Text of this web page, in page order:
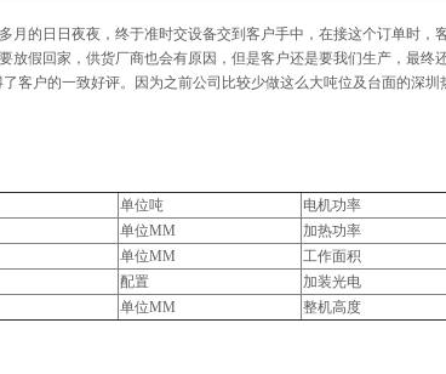
月的日日夜夜，终于准时交设备交到客户手中，在接这个订单时，
放假回家，供货厂商也会有原因，但是客户还是要我们生产，最终
客户的一致好评。因为之前公司比较少做这么大吨位及台面的深
单位吨 电机功率
单位MM 加热功率
单位MM 工作面积
配置 加装光电
单位MM 整机高度